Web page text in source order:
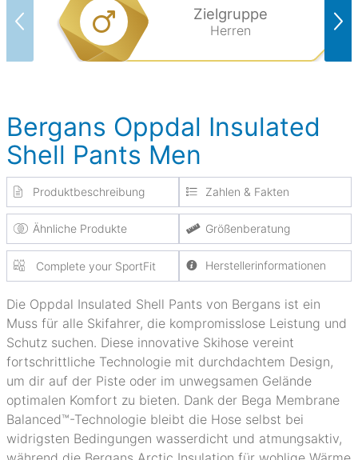
Zielgruppe
Herren
Bergans Oppdal Insulated
Shell Pants Men
Produktbeschreibung Zahlen & Fakten
Ähnliche Produkte Größenberatung
Complete your SportFit Herstellerinformationen
Die Oppdal Insulated Shell Pants von Bergans ist ein
Muss für alle Skifahrer, die kompromisslose Leistung und
Schutz suchen. Diese innovative Skihose vereint
fortschrittliche Technologie mit durchdachtem Design,
um dir auf der Piste oder im unwegsamen Gelände
optimalen Komfort zu bieten. Dank der Bega Membrane
Balanced™-Technologie bleibt die Hose selbst bei
widrigsten Bedingungen wasserdicht und atmungsaktiv,